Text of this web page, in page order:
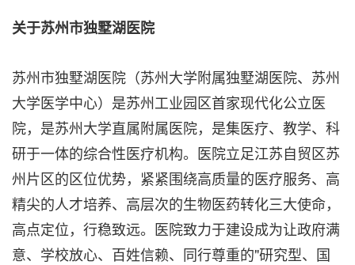
关于苏州市独墅湖医院
苏州市独墅湖医院（苏州大学附属独墅湖医院、苏州
大学医学中心）是苏州工业园区首家现代化公立医
院，是苏州大学直属附属医院，是集医疗、教学、科
研于一体的综合性医疗机构。医院立足江苏自贸区苏
州片区的区位优势，紧紧围绕高质量的医疗服务、高
精尖的人才培养、高层次的生物医药转化三大使命，
高点定位，行稳致远。医院致力于建设成为让政府满
意、学校放心、百姓信赖、同行尊重的"研究型、国